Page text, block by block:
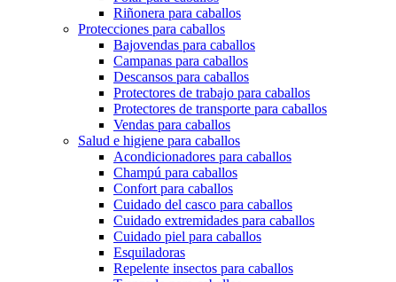
Riñonera para caballos
Protecciones para caballos
Bajovendas para caballos
Campanas para caballos
Descansos para caballos
Protectores de trabajo para caballos
Protectores de transporte para caballos
Vendas para caballos
Salud e higiene para caballos
Acondicionadores para caballos
Champú para caballos
Confort para caballos
Cuidado del casco para caballos
Cuidado extremidades para caballos
Cuidado piel para caballos
Esquiladoras
Repelente insectos para caballos